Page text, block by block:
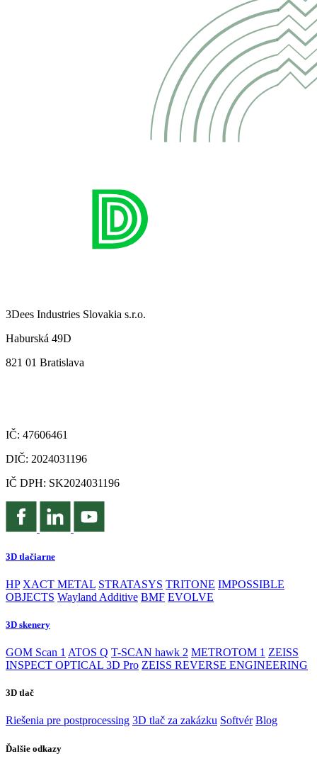
3Dees Industries Slovakia s.r.o.
Haburská 49D
821 01 Bratislava
IČ: 47606461
DIČ: 2024031196
IČ DPH: SK2024031196
3D tlačiarne
HP XACT METAL STRATASYS TRITONE IMPOSSIBLE
OBJECTS Wayland Additive BMF EVOLVE
3D skenery
GOM Scan 1 ATOS Q T-SCAN hawk 2 METROTOM 1 ZEISS
INSPECT OPTICAL 3D Pro ZEISS REVERSE ENGINEERING
3D tlač
Riešenia pre postprocessing 3D tlač za zakázku Softvér Blog
Ďalšie odkazy